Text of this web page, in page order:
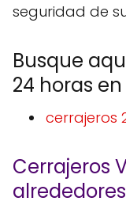
seguridad de
Busque
24 horas
cerrajeros
Cerrajeros